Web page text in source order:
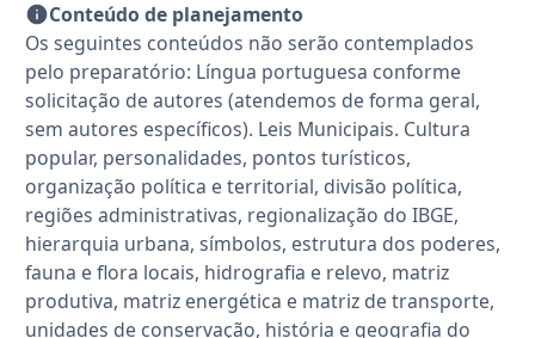
Conteúdo de planejamento
Os seguintes conteúdos não serão contemplados
pelo preparatório: Língua portuguesa conforme
solicitação de autores (atendemos de forma geral,
sem autores específicos). Leis Municipais. Cultura
popular, personalidades, pontos turísticos,
organização política e territorial, divisão política,
regiões administrativas, regionalização do IBGE,
hierarquia urbana, símbolos, estrutura dos poderes,
fauna e flora locais, hidrografia e relevo, matriz
produtiva, matriz energética e matriz de transporte,
unidades de conservação, história e geografia do